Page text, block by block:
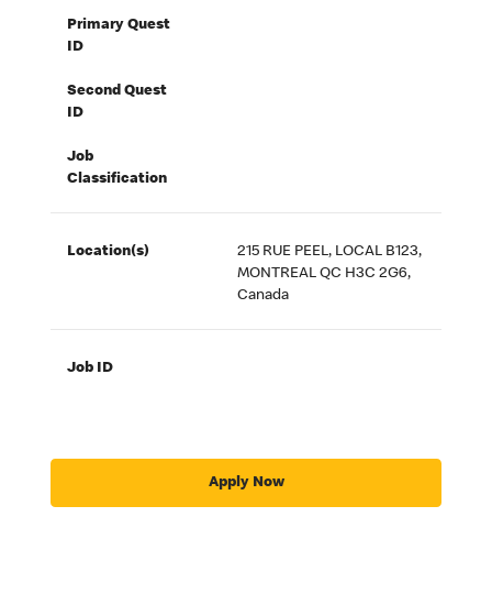
Primary Quest
ID
Second Quest
ID
Job
Classification
Location(s)
215 RUE PEEL, LOCAL B123,
MONTREAL QC H3C 2G6,
Canada
Job ID
Apply Now